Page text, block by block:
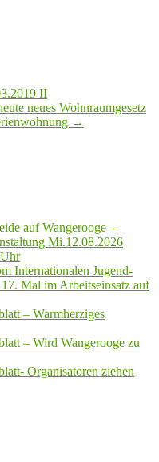
II
neues Wohnraumgesetz
→
auf Wangerooge –
Mi.12.08.2026
Internationalen Jugend-
Mal im Arbeitseinsatz auf
– Warmherziges
– Wird Wangerooge zu
Organisatoren ziehen